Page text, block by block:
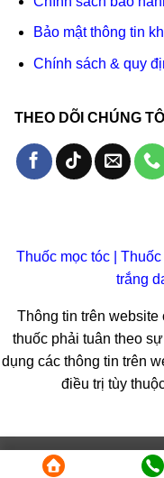
Bảo mật thông tin
Chính sách & quy
THEO DÕI CHÚNG
Thuốc mọc tóc Thuốc
trắng
Thông tin trên
thuốc phải tuân theo
dụng các thông tin trên
điều trị tùy